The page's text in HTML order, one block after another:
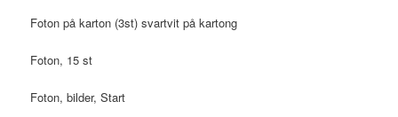
Foton på karton (3st) svartvit på kartong
Foton, 15 st
Foton, bilder, Start